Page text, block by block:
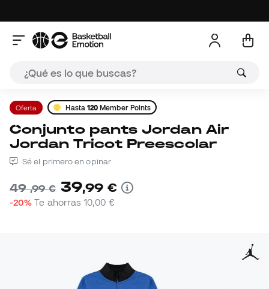
Oferta Hasta 120 Member Points
Conjunto pants Jordan Air
Jordan Tricot Preescolar
Sé el primero en opinar
49,99 € 39,99 €
-20% Te ahorras10,00 €